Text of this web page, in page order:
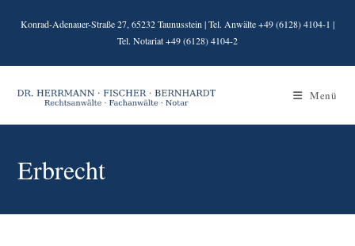
Inhalt
Konrad-Adenauer-Straße 27, 65232 Taunusstein | Tel. Anwälte +49 (6128) 4104-1 |
Tel. Notariat +49 (6128) 4104-2
Menü
Erbrecht